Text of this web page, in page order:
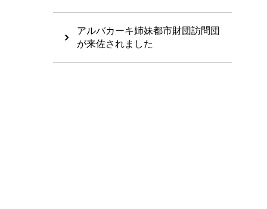
アルバカーキ姉妹都市財団訪問団
が来佐されました